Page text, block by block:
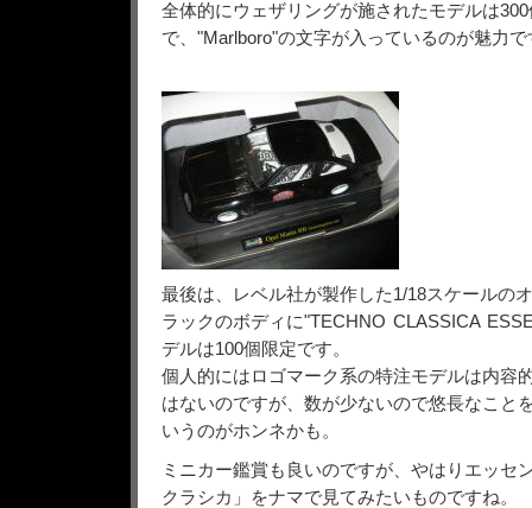
全体的にウェザリングが施されたモデルは
で、"Marlboro"の文字が入っているのが魅力で
最後は、レベル社が製作した1/18スケールの
ラックのボディに"TECHNO CLASSICA
デルは100個限定です。
個人的にはロゴマーク系の特注モデルは内容
はないのですが、数が少ないので悠長なこと
いうのがホンネかも。
ミニカー鑑賞も良いのですが、やはりエッセ
クラシカ」をナマで見てみたいものですね。